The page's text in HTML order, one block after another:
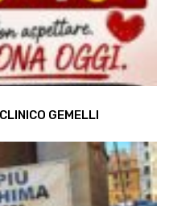
GEMELLI